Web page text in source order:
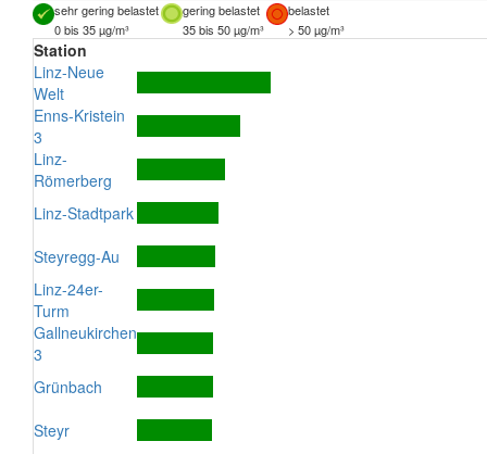
sehr gering belastet gering belastet
belastet
0 bis 35 µg/m³
35 bis 50 µg/m³ > 50 µg/m³
Station
Linz-Neue
Welt
Enns-Kristein
3
Linz-
Römerberg
Linz-Stadtpark
Steyregg-Au
Linz-24er-
Turm
Gallneukirchen
3
Grünbach
Steyr